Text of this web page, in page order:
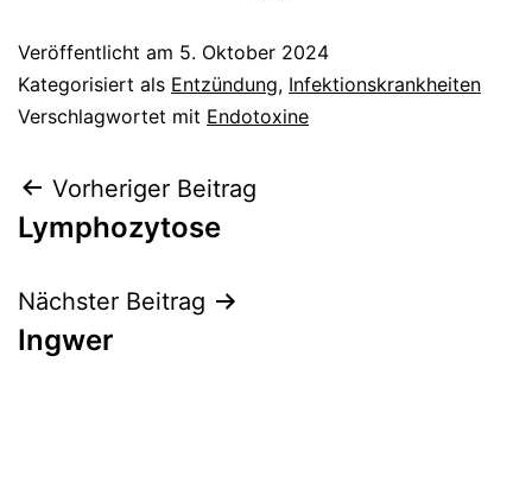
Veröffentlicht am 5. Oktober 2024
Kategorisiert als Entzündung, Infektionskrankheiten
Verschlagwortet mit Endotoxine
Beitragsnavigation
Vorheriger Beitrag
Lymphozytose
Nächster Beitrag
Ingwer